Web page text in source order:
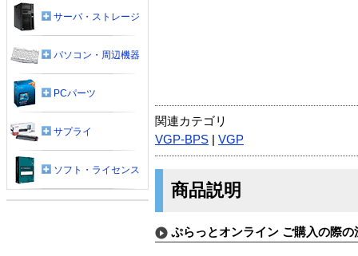
関連カテゴリ
VGP-BPS
VGP
商品説明
ぷらっとオンライン ご購入の際の
サーバ・ストレージ
パソコン・周辺機器
PCパーツ
サプライ
ソフト・ライセンス